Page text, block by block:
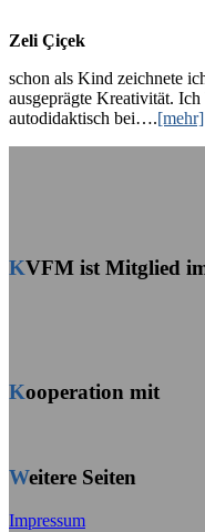
Zeli Çiçek
schon als Kind zeichnete
ausgeprägte Kreativität.
autodidaktisch bei….[mehr]
KVFM ist Mitglied
Kooperation mit
Weitere Seiten
Impressum